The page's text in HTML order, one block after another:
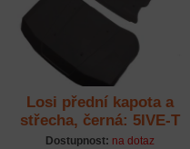
Losi přední kapota a
střecha, černá: 5IVE-T
3.0
Dostupnost: na dotaz